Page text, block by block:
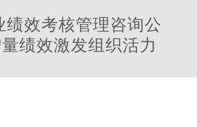
绩效考核管理咨询公
绩效激发组织活力